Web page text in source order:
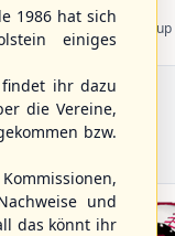
European
B Pool 2026 - Group
1986 hat sich
einiges
findet ihr dazu
die Vereine,
bzw.
und
das könnt ihr